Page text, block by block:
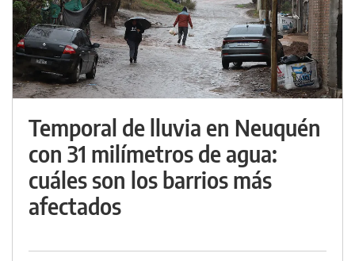
Temporal de lluvia en Neuquén
con 31 milímetros de agua:
cuáles son los barrios más
afectados